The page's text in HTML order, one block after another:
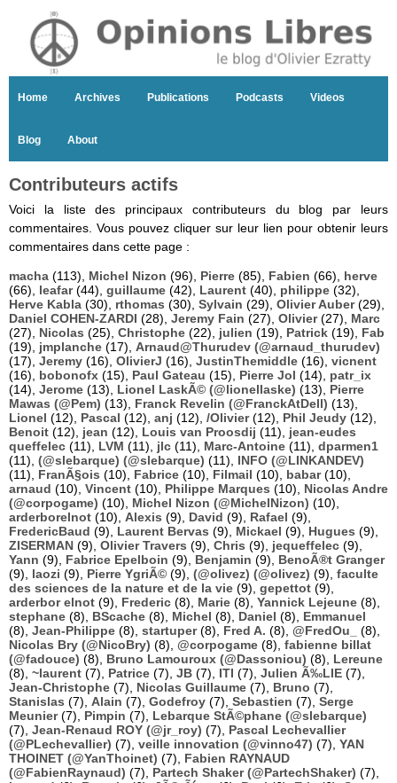
Home Archives Publications Podcasts Videos
Blog About
Contributeurs actifs
Voici la liste des principaux contributeurs du blog par leurs
commentaires. Vous pouvez cliquer sur leur lien pour obtenir leurs
commentaires dans cette page :
macha (113), Michel Nizon (96), Pierre (85), Fabien (66), herve
(66), leafar(44), guillaume (42), Laurent (40), philippe (32),
Herve Kabla (30), rthomas (30), Sylvain (29), Olivier Auber(29),
Daniel COHEN-ZARDI (28), Jeremy Fain (27), Olivier(27), Marc
(27), Nicolas (25), Christophe (22), julien (19), Patrick (19), Fab
(19), jmplanche (17), Arnaud@Thurudev (@arnaud_thurudev)
(17), Jeremy (16), OlivierJ (16), JustinThemiddle (16), vicnent
(16), bobonofx (15), Paul Gateau (15), Pierre Jol (14), patr_ix
(14), Jerome (13), Lionel LaskÃ© (@lionellaske) (13), Pierre
Mawas (@Pem) (13), Franck Revelin (@FranckAtDell) (13),
Lionel (12), Pascal (12), anj (12), /Olivier(12), Phil Jeudy (12),
Benoit (12), jean (12), Louis van Proosdij (11), jean-eudes
queffelec (11), LVM (11), jlc (11), Marc-Antoine (11), dparmen1
(11), (@slebarque) (@slebarque) (11), INFO (@LINKANDEV)
(11), FranÃ§ois (10), Fabrice (10), Filmail (10), babar(10),
arnaud (10), Vincent (10), Philippe Marques (10), Nicolas Andre
(@corpogame) (10), Michel Nizon (@MichelNizon) (10),
arderborelnot (10), Alexis (9), David (9), Rafael (9),
FredericBaud (9), Laurent Bervas (9), Mickael (9), Hugues (9),
ZISERMAN (9), Olivier Travers (9), Chris (9), jequeffelec (9),
Yann (9), Fabrice Epelboin (9), Benjamin (9), BenoÃ®t Granger
(9), laozi (9), Pierre YgriÃ© (9), (@olivez) (@olivez) (9), faculte
des sciences de la nature et de la vie (9), gepettot (9),
arderbor elnot (9), Frederic (8), Marie (8), Yannick Lejeune (8),
stephane (8), BScache (8), Michel (8), Daniel (8), Emmanuel
(8), Jean-Philippe (8), startuper(8), Fred A. (8), @FredOu_
(8),
Nicolas Bry (@NicoBry) (8), @corpogame (8), fabienne billat
(@fadouce) (8), Bruno Lamouroux (@Dassoniou) (8), Lereune
(8), ~laurent (7), Patrice (7), JB (7), ITI (7), Julien Ã‰LIE (7),
Jean-Christophe (7), Nicolas Guillaume (7), Bruno (7),
Stanislas (7), Alain (7), Godefroy (7), Sebastien (7), Serge
Meunier(7), Pimpin (7), Lebarque StÃ©phane (@slebarque)
(7), Jean-Renaud ROY (@jr_roy) (7), Pascal Lechevallier
(@PLechevallier) (7), veille innovation (@vinno47) (7), YAN
THOINET (@YanThoinet) (7), Fabien RAYNAUD
(@FabienRaynaud) (7), Partech Shaker (@PartechShaker) (7),